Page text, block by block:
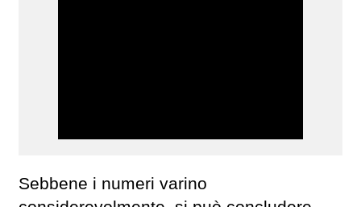
Sebbene i numeri varino